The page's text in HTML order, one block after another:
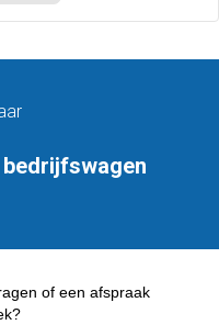
of een afspraak